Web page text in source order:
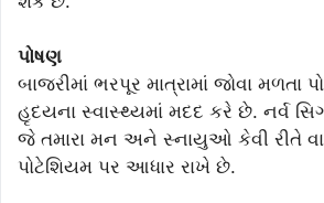
પોષણ
બાજરીમાં ભરપૂર માત્રામાં જોવા મળતા
હૃદયના સ્વાસ્થ્યમાં મદદ કરે છે. નર્વ
જે તમારા મન અને સ્નાયુઓ કેવી રીતે
પોટેશિયમ પર આધાર રાખે છે.